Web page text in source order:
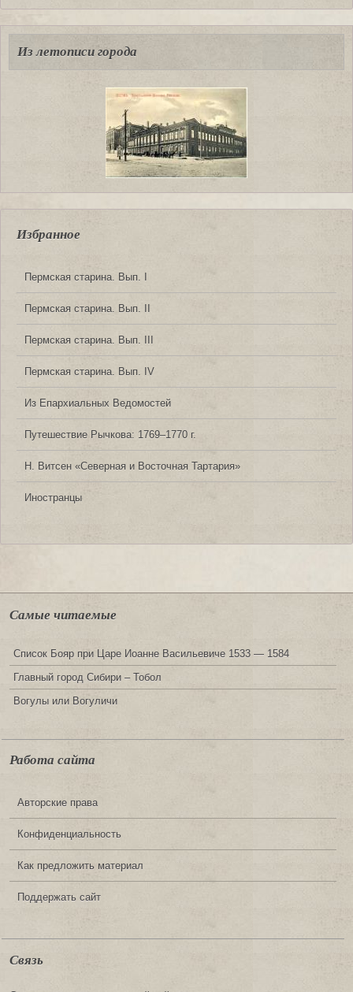
Из летописи города
Избранное
Пермская старина. Вып. I
Пермская старина. Вып. II
Пермская старина. Вып. III
Пермская старина. Вып. IV
Из Епархиальных Ведомостей
Путешествие Рычкова: 1769‒1770 г.
Н. Витсен «Северная и Восточная Тартария»
Иностранцы
Самые читаемые
Список Бояр при Царе Иоанне Васильевиче 1533 — 1584
Главный город Сибири – Тобол
Вогулы или Вогуличи
Работа сайта
Авторские права
Конфиденциальность
Как предложить материал
Поддержать сайт
Связь